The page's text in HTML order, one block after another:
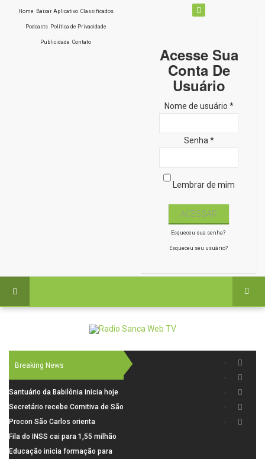
Home Baixar Aplicativo Classificados
Podcasts Política de Privacidade
Publicidade Contato
Acesse Sua
Conta De
Usuário
Nome de usuário *
Senha *
Lembrar de mim
Esqueceu sua senha?
Esqueceu seu usuário?
Breaking News
Santuário da Babilônia inicia hoje
(06), uma programação especial
para os seus 160 anos de história.
Secretário recebe Comitiva de São
Carlos para debater investimentos
em rodovias
Procon São Carlos orienta
consumidores sobre cuidados
nas compras para o Dia dos Pais
Fila do INSS cai para 1,55 milhão
em julho, com alta de 66,5% nos
Educação inicia formação para